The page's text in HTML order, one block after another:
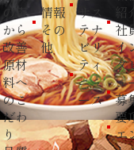
の声
から
改善
原材
料へ
のこ
だわ
り
情報
その
他
サス
テナ
ビリ
ティ
ニュ
ース
紹
社
イ
タ
ュ
募
要
エ